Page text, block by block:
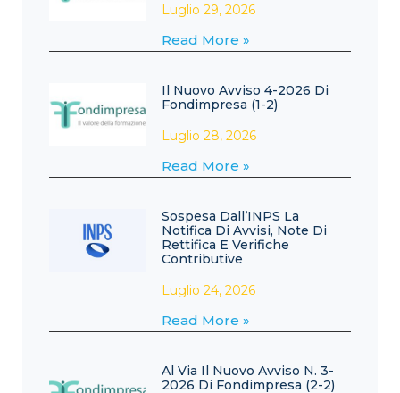
Luglio 29, 2026
Read More »
Il Nuovo Avviso 4-2026 Di
Fondimpresa (1-2)
Luglio 28, 2026
Read More »
Sospesa Dall’INPS La
Notifica Di Avvisi, Note Di
Rettifica E Verifiche
Contributive
Luglio 24, 2026
Read More »
Al Via Il Nuovo Avviso N. 3-
2026 Di Fondimpresa (2-2)